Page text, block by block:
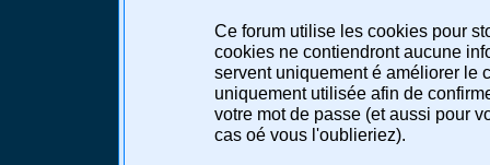
Ce forum utilise les cookies pour
cookies ne contiendront aucune
servent uniquement é améliorer le
uniquement utilisée afin de
votre mot de passe (et aussi pour
cas oé vous l'oublieriez).